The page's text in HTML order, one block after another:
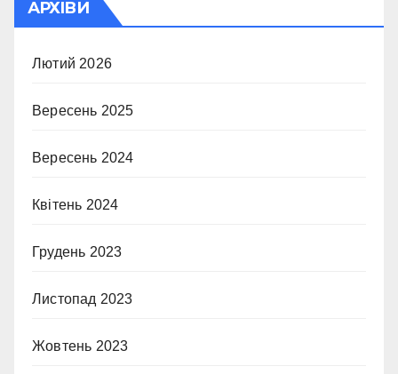
АРХІВИ
Лютий 2026
Вересень 2025
Вересень 2024
Квітень 2024
Грудень 2023
Листопад 2023
Жовтень 2023